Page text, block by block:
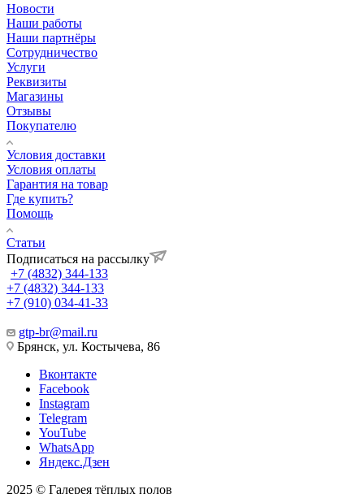
Новости
Наши работы
Наши партнёры
Сотрудничество
Услуги
Реквизиты
Магазины
Отзывы
Покупателю
Условия доставки
Условия оплаты
Гарантия на товар
Где купить?
Помощь
Статьи
Подписаться на рассылку
+7 (4832) 344-133
+7 (4832) 344-133
+7 (910) 034-41-33
gtp-br@mail.ru
Брянск, ул. Костычева, 86
Вконтакте
Facebook
Instagram
Telegram
YouTube
WhatsApp
Яндекс.Дзен
2025 © Галерея тёплых полов